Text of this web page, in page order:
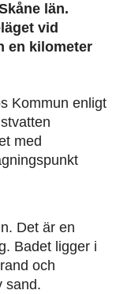
län.
vid
en kilometer
Kommun enligt
med
Det är en
Badet ligger i
och
sand.